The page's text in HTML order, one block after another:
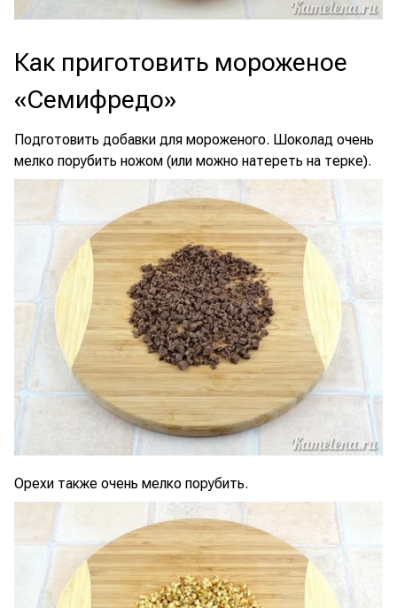
Как приготовить мороженое
«Семифредо»
Подготовить добавки для мороженого. Шоколад очень
мелко порубить ножом (или можно натереть на терке).
Орехи также очень мелко порубить.